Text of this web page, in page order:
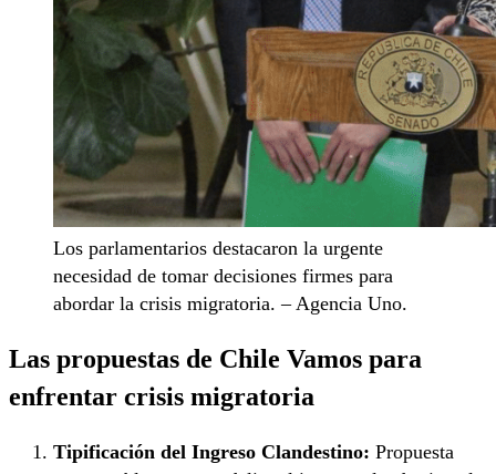
Los parlamentarios destacaron la urgente
necesidad de tomar decisiones firmes para
abordar la crisis migratoria. – Agencia Uno.
Las propuestas de Chile Vamos para
enfrentar crisis migratoria
Tipificación del Ingreso Clandestino: Propuesta